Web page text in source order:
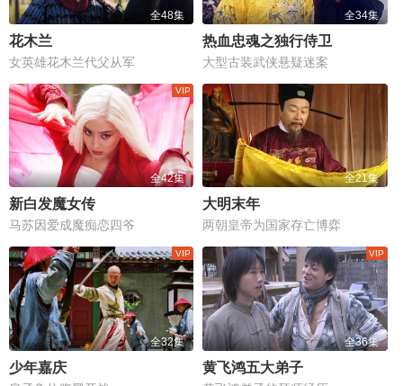
全48集
花木兰
女英雄花木兰代父从军
全34集
热血忠魂之独行侍卫
大型古装武侠悬疑迷案
全42集
新白发魔女传
马苏因爱成魔痴恋四爷
全21集
大明末年
两朝皇帝为国家存亡博弈
全32集
少年嘉庆
全36集
黄飞鸿五大弟子